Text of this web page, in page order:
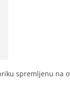
spremljenu na